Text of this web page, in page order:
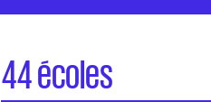
44 écoles